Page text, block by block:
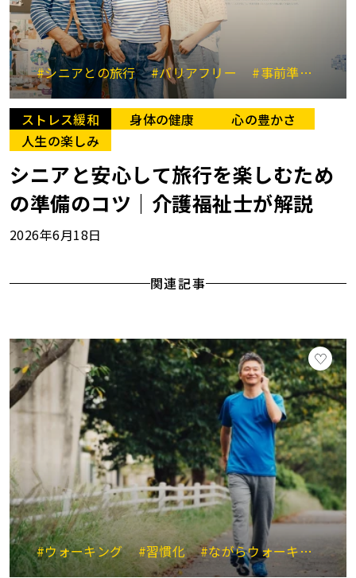
#シニアとの旅行 #バリアフリー #事前準備 #
ストレス緩和 身体の健康
心の豊かさ
人生の楽しみ
シニアと安心して旅行を楽しむため
の準備のコツ｜介護福祉士が解説
2026年6月18日
関連記事
#ウォーキング #習慣化 #ながらウォーキング #